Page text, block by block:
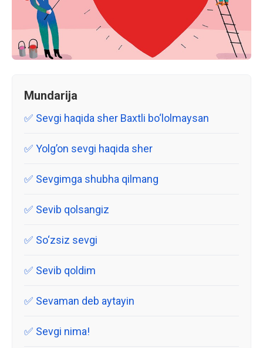
Mundarija
Sevgi haqida sher Baxtli bo‘lolmaysan
Yolg’on sevgi haqida sher
Sevgimga shubha qilmang
Sevib qolsangiz
So‘zsiz sevgi
Sevib qoldim
Sevaman deb aytayin
Sevgi nima!